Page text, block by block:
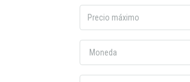
Moneda